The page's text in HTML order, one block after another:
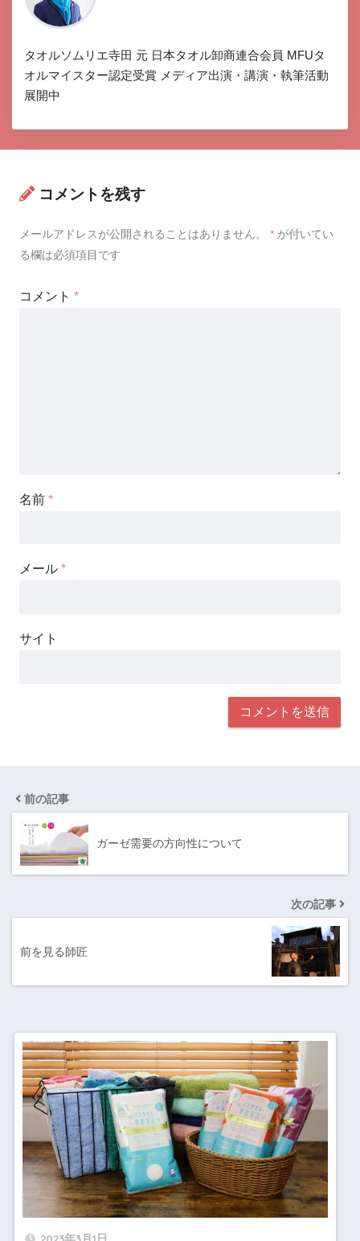
タオルソムリエ寺田 元 日本タオル卸商連合会員 MFUタ
オルマイスター認定受賞 メディア出演・講演・執筆活動
展開中
コメントを残す
メールアドレスが公開されることはありません。 * が付いてい
る欄は必須項目です
コメント *
名前 *
メール *
サイト
前の記事
ガーゼ需要の方向性について
次の記事
前を見る師匠
2023年3月1日